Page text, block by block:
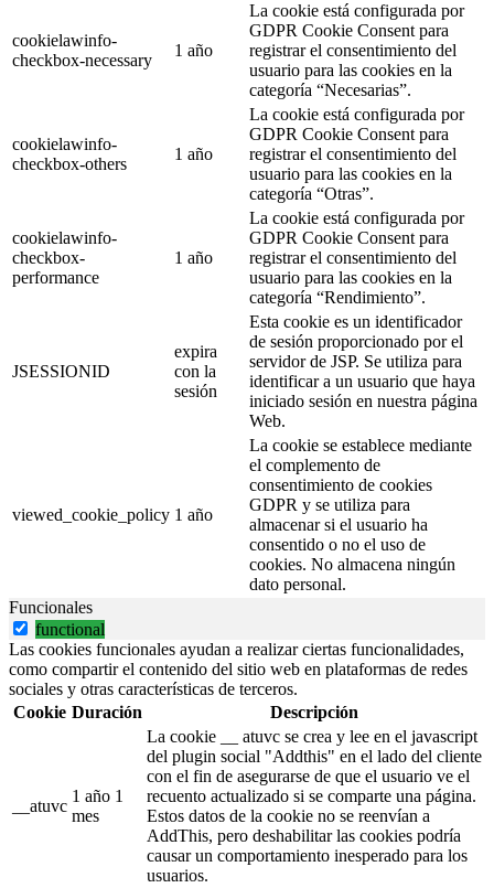
cookielawinfo-
checkbox-necessary
1 año
La cookie está configurada por
GDPR Cookie Consent para
registrar el consentimiento del
usuario para las cookies en la
categoría “Necesarias”.
cookielawinfo-
checkbox-others
1 año
La cookie está configurada por
GDPR Cookie Consent para
registrar el consentimiento del
usuario para las cookies en la
categoría “Otras”.
cookielawinfo-
checkbox-
performance
1 año
La cookie está configurada por
GDPR Cookie Consent para
registrar el consentimiento del
usuario para las cookies en la
categoría “Rendimiento”.
JSESSIONID
expira
con la
sesión
Esta cookie es un identificador
de sesión proporcionado por el
servidor de JSP. Se utiliza para
identificar a un usuario que haya
iniciado sesión en nuestra página
Web.
viewed_cookie_policy 1 año
La cookie se establece mediante
el complemento de
consentimiento de cookies
GDPR y se utiliza para
almacenar si el usuario ha
consentido o no el uso de
cookies. No almacena ningún
dato personal.
Funcionales
functional
Las cookies funcionales ayudan a realizar ciertas funcionalidades,
como compartir el contenido del sitio web en plataformas de redes
sociales y otras características de terceros.
Cookie Duración Descripción
__atuvc
1 año 1
mes
La cookie __ atuvc se crea y lee en el javascript
del plugin social "Addthis" en el lado del cliente
con el fin de asegurarse de que el usuario ve el
recuento actualizado si se comparte una página.
Estos datos de la cookie no se reenvían a
AddThis, pero deshabilitar las cookies podría
causar un comportamiento inesperado para los
usuarios.